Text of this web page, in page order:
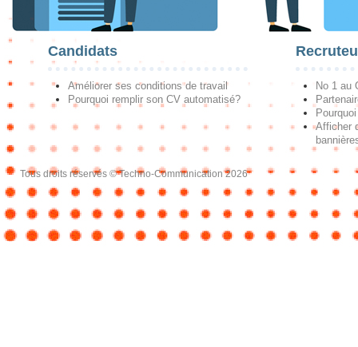
Candidats
Améliorer ses conditions de travail
Pourquoi remplir son CV automatisé?
No 1 au
Afficher
Tous droits réservés © Techno-Communication 2026